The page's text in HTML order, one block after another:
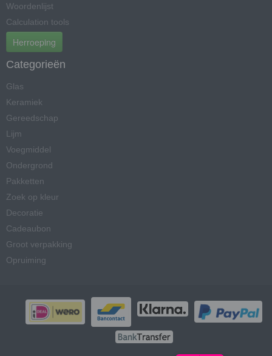
Woordenlijst
Calculation tools
Herroeping
Categorieën
Glas
Keramiek
Gereedschap
Lijm
Voegmiddel
Ondergrond
Pakketten
Zoek op kleur
Decoratie
Cadeaubon
Groot verpakking
Opruiming